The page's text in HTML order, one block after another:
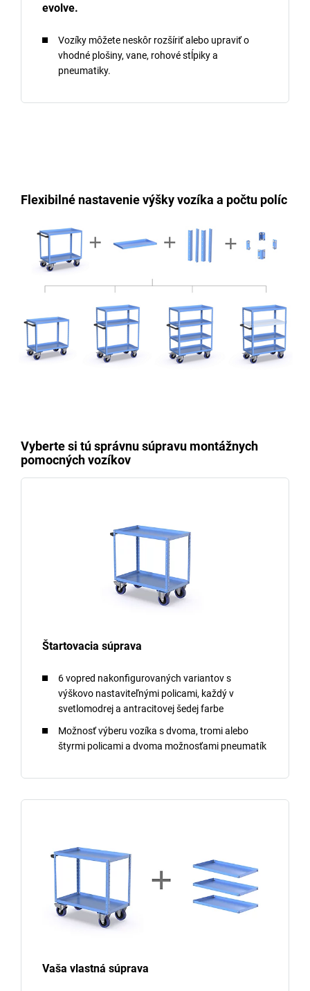
evolve.
Vozíky môžete neskôr rozšíriť alebo upraviť o
vhodné plošiny, vane, rohové stĺpiky a
pneumatiky.
Flexibilné nastavenie výšky vozíka a počtu políc
Vyberte si tú správnu súpravu montážnych
pomocných vozíkov
Štartovacia súprava
6 vopred nakonfigurovaných variantov s
výškovo nastaviteľnými policami, každý v
svetlomodrej a antracitovej šedej farbe
Možnosť výberu vozíka s dvoma, tromi alebo
štyrmi policami a dvoma možnosťami pneumatík
Vaša vlastná súprava